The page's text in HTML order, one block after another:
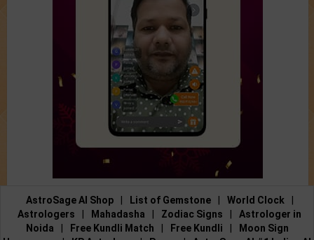
AstroSage AI Shop List of Gemstone World Clock
Astrologers
Mahadasha Zodiac Signs
Astrologer in
Noida
Free Kundli Match Free Kundli
Moon Sign